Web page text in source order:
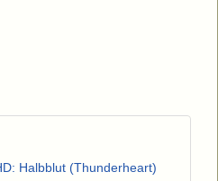
Halbblut (Thunderheart)